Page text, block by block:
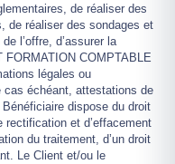
de réaliser des
de réaliser des sondages et
l’offre, d’assurer la
COMPTABLE
légales ou
cas échéant, attestations de
dispose du droit
rectification et d’effacement
du traitement, d’un droit
Le Client et/ou le